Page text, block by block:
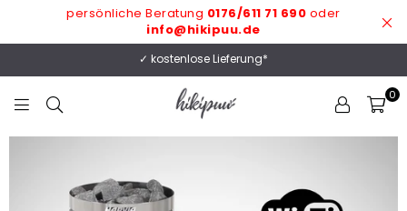
persönliche Beratung 0176/611 71 690 oder
info@hikipuu.de
✓ kostenlose Lieferung*
HIKIPUU
0